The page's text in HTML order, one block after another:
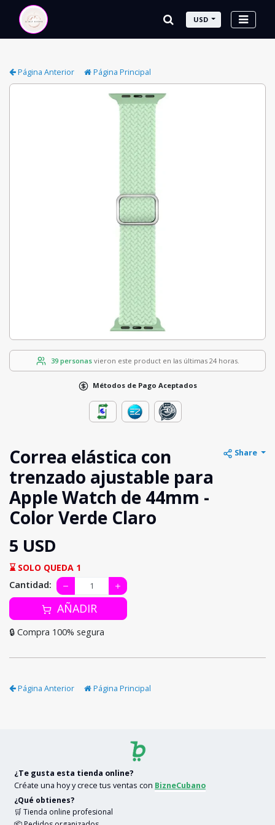
USD
Página Anterior Página Principal
39 personasvieron este product en las últimas 24 horas.
Métodos de Pago Aceptados
Correa elástica con
trenzado ajustable para
Apple Watch de 44mm -
Color Verde Claro
Share
5 USD
⌛ SOLO QUEDA 1
Cantidad:
AÑADIR
🔒 Compra 100% segura
Página Anterior Página Principal
¿Te gusta esta tienda online?
Créate una hoy y crece tus ventas con BizneCubano
¿Qué obtienes?
🛒 Tienda online profesional